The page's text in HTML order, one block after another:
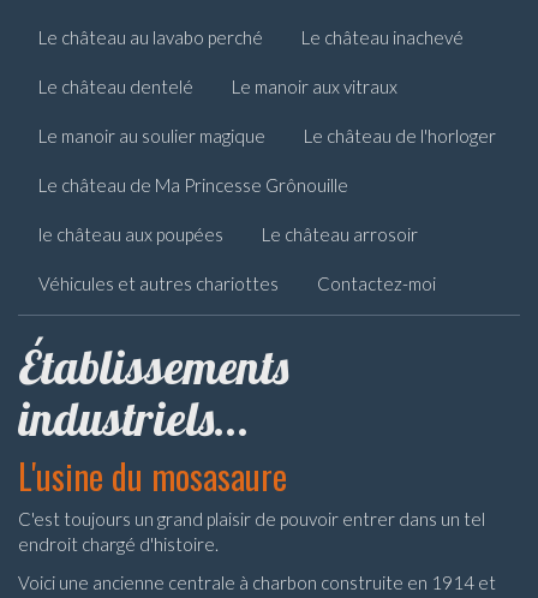
Le château au lavabo perché Le château inachevé
Le château dentelé Le manoir aux vitraux
Le manoir au soulier magique Le château de l'horloger
Le château de Ma Princesse Grônouille
le château aux poupées Le château arrosoir
Véhicules et autres chariottes Contactez-moi
Établissements
industriels...
L'usine du mosasaure
C'est toujours un grand plaisir de pouvoir entrer dans un tel
endroit chargé d'histoire.
Voici une ancienne centrale à charbon construite en 1914 et